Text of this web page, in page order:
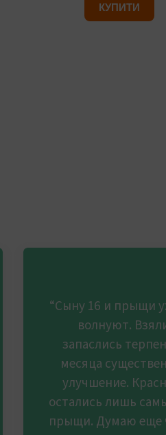
КУПИТИ
“Сыну 16 и прыщи
волнуют.
запаслись
месяца
улучшение.
остались лишь
прыщи. Думаю еще